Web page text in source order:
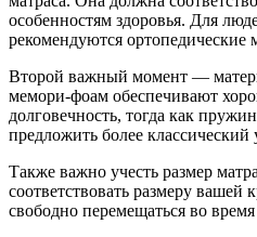
особенностям здоровья. Для
рекомендуются ортопедические
Второй важный момент —
мемори-фоам обеспечивают
долговечность, тогда как
предложить более классический
Также важно учесть размер
соответствовать размеру вашей
свободно перемещаться во время